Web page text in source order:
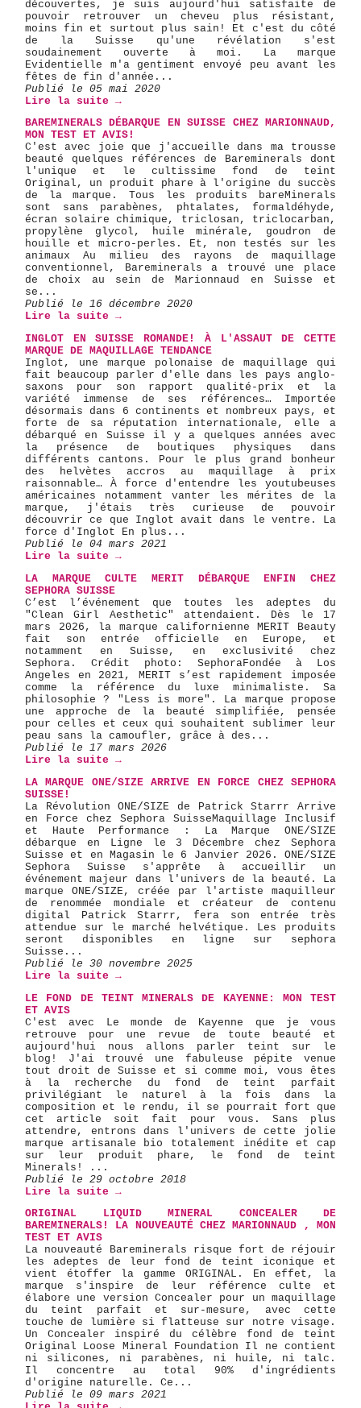
découvertes, je suis aujourd'hui satisfaite de
pouvoir retrouver un cheveu plus résistant,
moins fin et surtout plus sain! Et c'est du côté
de la Suisse qu'une révélation s'est
soudainement ouverte à moi. La marque
Evidentielle m'a gentiment envoyé peu avant les
fêtes de fin d'année...
Publié le 05 mai 2020
Lire la suite →
BAREMINERALS DÉBARQUE EN SUISSE CHEZ MARIONNAUD,
MON TEST ET AVIS!
C'est avec joie que j'accueille dans ma trousse
beauté quelques références de Bareminerals dont
l'unique et le cultissime fond de teint
Original, un produit phare à l'origine du succès
de la marque. Tous les produits bareMinerals
sont sans parabènes, phtalates, formaldéhyde,
écran solaire chimique, triclosan, triclocarban,
propylène glycol, huile minérale, goudron de
houille et micro-perles. Et, non testés sur les
animaux Au milieu des rayons de maquillage
conventionnel, Bareminerals a trouvé une place
de choix au sein de Marionnaud en Suisse et
se...
Publié le 16 décembre 2020
Lire la suite →
INGLOT EN SUISSE ROMANDE! À L'ASSAUT DE CETTE
MARQUE DE MAQUILLAGE TENDANCE
Inglot, une marque polonaise de maquillage qui
fait beaucoup parler d'elle dans les pays anglo-
saxons pour son rapport qualité-prix et la
variété immense de ses références… Importée
désormais dans 6 continents et nombreux pays, et
forte de sa réputation internationale, elle a
débarqué en Suisse il y a quelques années avec
la présence de boutiques physiques dans
différents cantons. Pour le plus grand bonheur
des helvètes accros au maquillage à prix
raisonnable… À force d'entendre les youtubeuses
américaines notamment vanter les mérites de la
marque, j'étais très curieuse de pouvoir
découvrir ce que Inglot avait dans le ventre. La
force d'Inglot En plus...
Publié le 04 mars 2021
Lire la suite →
LA MARQUE CULTE MERIT DÉBARQUE ENFIN CHEZ
SEPHORA SUISSE
C’est l’événement que toutes les adeptes du
"Clean Girl Aesthetic" attendaient. Dès le 17
mars 2026, la marque californienne MERIT Beauty
fait son entrée officielle en Europe, et
notamment en Suisse, en exclusivité chez
Sephora. Crédit photo: Sephora ​Fondée à Los
Angeles en 2021, MERIT s’est rapidement imposée
comme la référence du luxe minimaliste. Sa
philosophie ? "Less is more". La marque propose
une approche de la beauté simplifiée, pensée
pour celles et ceux qui souhaitent sublimer leur
peau sans la camoufler, grâce à des...
Publié le 17 mars 2026
Lire la suite →
LA MARQUE ONE/SIZE ARRIVE EN FORCE CHEZ SEPHORA
SUISSE!
La Révolution ONE/SIZE de Patrick Starrr Arrive
en Force chez Sephora Suisse ​Maquillage Inclusif
et Haute Performance : La Marque ONE/SIZE
débarque en Ligne le 3 Décembre chez Sephora
Suisse et en Magasin le 6 Janvier 2026. ONE/SIZE ​
Sephora Suisse s'apprête à accueillir un
événement majeur dans l'univers de la beauté. La
marque ONE/SIZE, créée par l'artiste maquilleur
de renommée mondiale et créateur de contenu
digital Patrick Starrr, fera son entrée très
attendue sur le marché helvétique. Les produits
seront disponibles en ligne sur sephora
Suisse...
Publié le 30 novembre 2025
Lire la suite →
LE FOND DE TEINT MINERALS DE KAYENNE: MON TEST
ET AVIS
C'est avec Le monde de Kayenne que je vous
retrouve pour une revue de toute beauté et
aujourd'hui nous allons parler teint sur le
blog! J'ai trouvé une fabuleuse pépite venue
tout droit de Suisse et si comme moi, vous êtes
à la recherche du fond de teint parfait
privilégiant le naturel à la fois dans la
composition et le rendu, il se pourrait fort que
cet article soit fait pour vous. Sans plus
attendre, entrons dans l'univers de cette jolie
marque artisanale bio totalement inédite et cap
sur leur produit phare, le fond de teint
Minerals! ...
Publié le 29 octobre 2018
Lire la suite →
ORIGINAL LIQUID MINERAL CONCEALER DE
BAREMINERALS! LA NOUVEAUTÉ CHEZ MARIONNAUD , MON
TEST ET AVIS
La nouveauté Bareminerals risque fort de réjouir
les adeptes de leur fond de teint iconique et
vient étoffer la gamme ORIGINAL. En effet, la
marque s'inspire de leur référence culte et
élabore une version Concealer pour un maquillage
du teint parfait et sur-mesure, avec cette
touche de lumière si flatteuse sur notre visage.
Un Concealer inspiré du célèbre fond de teint
Original Loose Mineral Foundation Il ne contient
ni silicones, ni parabènes, ni huile, ni talc.
Il concentre au total 90% d'ingrédients
d'origine naturelle. Ce...
Publié le 09 mars 2021